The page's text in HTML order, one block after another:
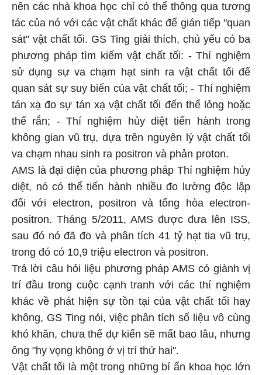
nên các nhà khoa học chỉ có thể thông qua tương
tác của nó với các vật chất khác để gián tiếp "quan
sát" vật chất tối. GS Ting giải thích, chủ yếu có ba
phương pháp tìm kiếm vật chất tối: - Thí nghiệm
sử dụng sự va chạm hạt sinh ra vật chất tối để
quan sát sự suy biến của vật chất tối; - Thí nghiệm
tán xạ đo sự tán xạ vật chất tối đến thể lỏng hoặc
thể rắn; - Thí nghiệm hủy diệt tiến hành trong
không gian vũ trụ, dựa trên nguyên lý vật chất tối
va chạm nhau sinh ra positron và phản proton.
AMS là đại diện của phương pháp Thí nghiệm hủy
diệt, nó có thể tiến hành nhiều đo lường độc lập
đối với electron, positron và tổng hòa electron-
positron. Tháng 5/2011, AMS được đưa lên ISS,
sau đó nó đã đo và phân tích 41 tỷ hạt tia vũ trụ,
trong đó có 10,9 triệu electron và positron.
Trả lời câu hỏi liệu phương pháp AMS có giành vị
trí đầu trong cuộc cạnh tranh với các thí nghiệm
khác về phát hiện sự tồn tại của vật chất tối hay
không, GS Ting nói, việc phân tích số liệu vô cùng
khó khăn, chưa thể dự kiến sẽ mất bao lâu, nhưng
ông "hy vọng không ở vị trí thứ hai".
Vật chất tối là một trong những bí ẩn khoa học lớn